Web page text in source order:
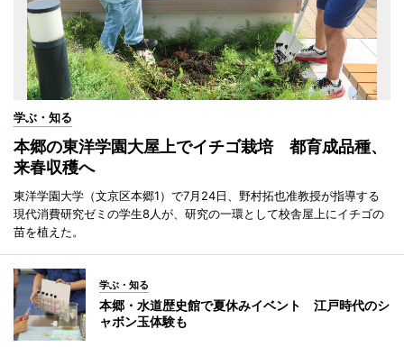
学ぶ・知る
本郷の東洋学園大屋上でイチゴ栽培 都育成品種、
来春収穫へ
東洋学園大学（文京区本郷1）で7月24日、野村拓也准教授が指導する
現代消費研究ゼミの学生8人が、研究の一環として校舎屋上にイチゴの
苗を植えた。
学ぶ・知る
本郷・水道歴史館で夏休みイベント 江戸時代のシ
ャボン玉体験も